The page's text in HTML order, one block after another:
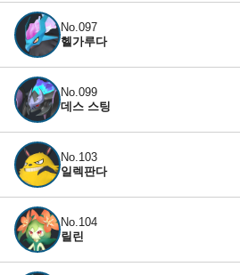
No.097
헬가루다
No.099
데스 스팅
No.103
일렉판다
No.104
릴린